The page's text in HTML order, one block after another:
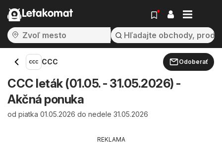
Letakomat
CCC Odoberať
CCC leták (01.05. - 31.05.2026) -
Akčná ponuka
od piatka 01.05.2026 do nedele 31.05.2026
REKLAMA